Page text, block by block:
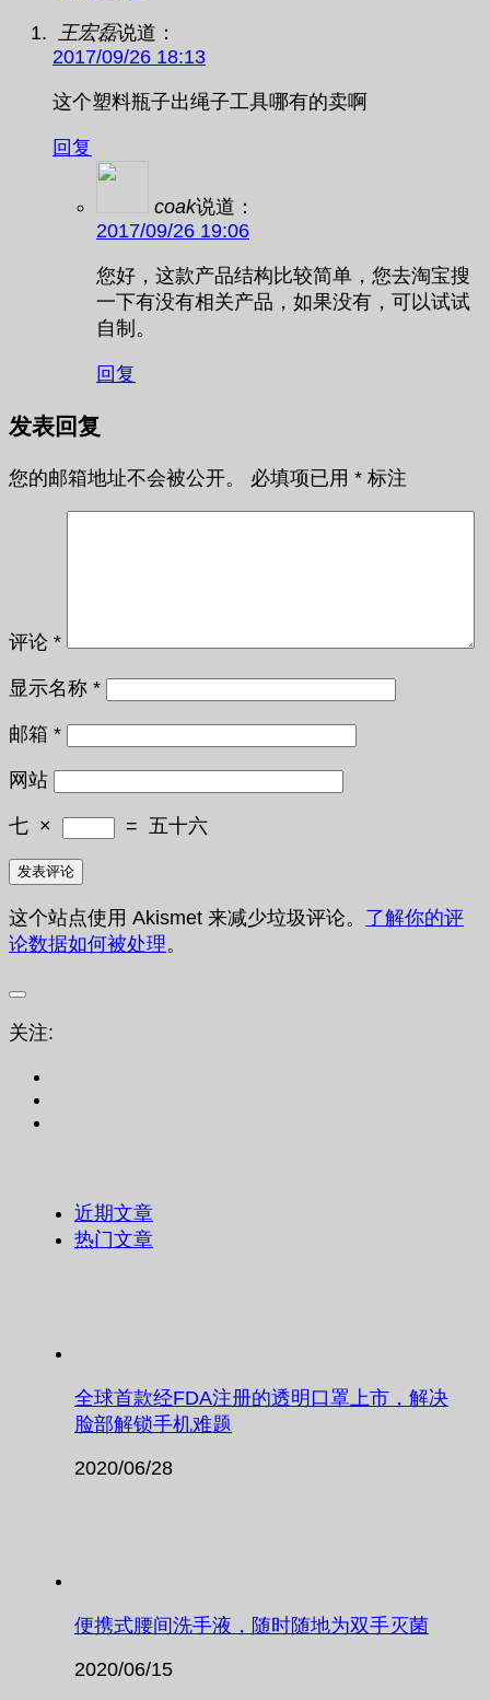
王宏磊说道：
2017/09/26 18:13
这个塑料瓶子出绳子工具哪有的卖啊
回复
coak说道：
2017/09/26 19:06
您好，这款产品结构比较简单，您去淘宝搜
一下有没有相关产品，如果没有，可以试试
自制。
回复
发表回复
您的邮箱地址不会被公开。 必填项已用 * 标注
评论 *
显示名称 *
邮箱 *
网站
七 × = 五十六
这个站点使用 Akismet 来减少垃圾评论。 了解你的评
论数据如何被处理。
关注:
近期文章
热门文章
全球首款经FDA注册的透明口罩上市，解决
脸部解锁手机难题
2020/06/28
便携式腰间洗手液，随时随地为双手灭菌
2020/06/15